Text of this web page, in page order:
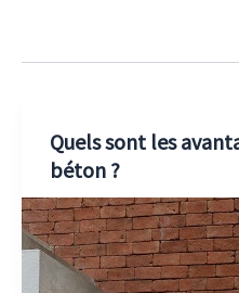
Quels sont les
béton ?